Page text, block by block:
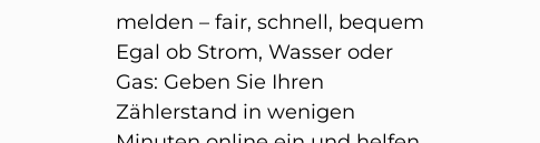
melden – fair, schnell, bequem
Egal ob Strom, Wasser oder
Gas: Geben Sie Ihren
Zählerstand in wenigen